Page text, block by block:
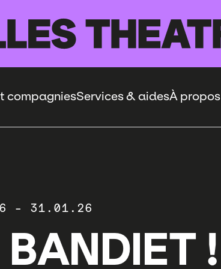
compagniesServices & aidesÀ propos
- 31.01.26
!